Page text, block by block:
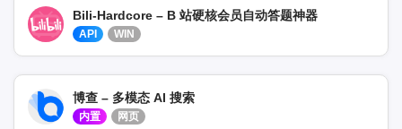
Bili-Hardcore – B 站硬核会员自动答题神器
API WIN
博查 – 多模态 AI 搜索
内置 网页